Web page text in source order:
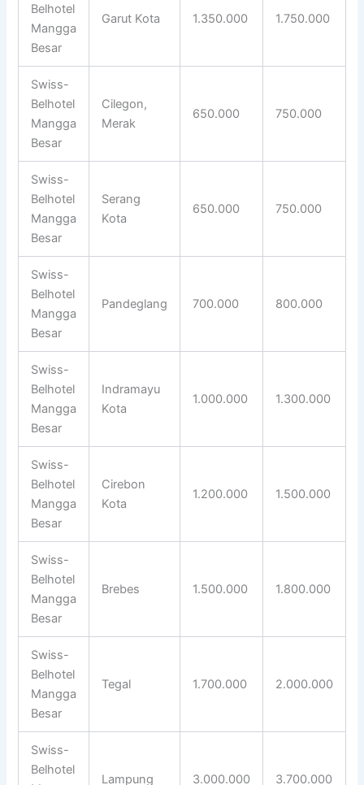
Belhotel
Mangga
Besar
Garut Kota 1.350.000 1.750.000
Swiss-
Belhotel
Mangga
Besar
Cilegon,
Merak
650.000 750.000
Swiss-
Belhotel
Mangga
Besar
Serang
Kota
650.000 750.000
Swiss-
Belhotel
Mangga
Besar
Pandeglang 700.000 800.000
Swiss-
Belhotel
Mangga
Besar
Indramayu
Kota
1.000.000 1.300.000
Swiss-
Belhotel
Mangga
Besar
Cirebon
Kota
1.200.000 1.500.000
Swiss-
Belhotel
Mangga
Besar
Brebes 1.500.000 1.800.000
Swiss-
Belhotel
Mangga
Besar
Tegal 1.700.000 2.000.000
Swiss-
Belhotel
Lampung 3.000.000 3.700.000